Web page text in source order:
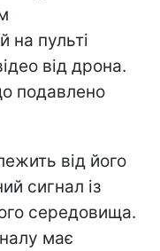
на пульті
від дрона.
подавлено
від його
сигнал із
середовища.
має